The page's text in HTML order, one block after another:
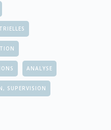
ANALYSE
SUPERVISION